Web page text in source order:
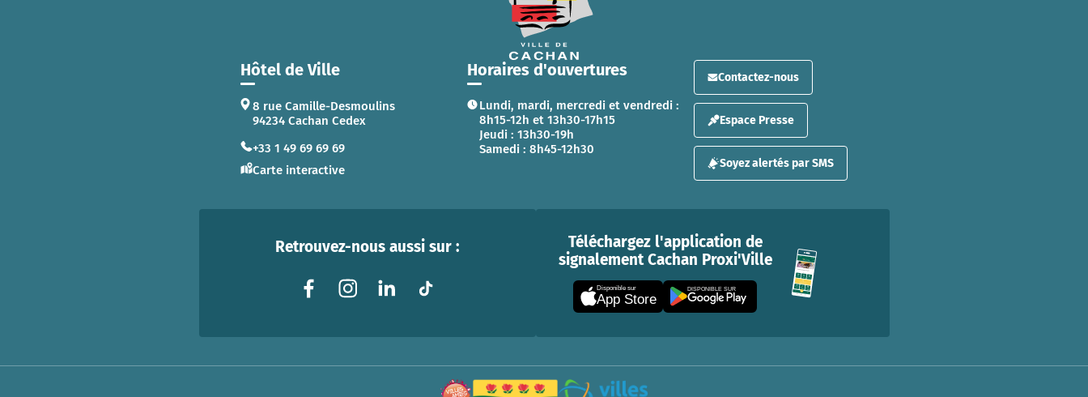
Hôtel de Ville
8 rue Camille-Desmoulins
94234 Cachan Cedex
+33 1 49 69 69 69
Carte interactive
Horaires d'ouvertures
Lundi, mardi, mercredi et vendredi :
8h15-12h et 13h30-17h15
Jeudi : 13h30-19h
Samedi : 8h45-12h30
Contactez-nous
Espace Presse
Soyez alertés par SMS
Retrouvez-nous aussi sur :
Téléchargez l'application de
signalement Cachan Proxi'Ville
Disponible sur
App Store
DISPONIBLE SUR